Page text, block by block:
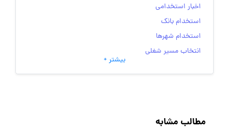
اخبار استخدامی
استخدام بانک
استخدام شهرها
انتخاب مسیر شغلی
به‌روزرسانی‌های سایت (کارجویی)
رزومه
بیشتر +
مطالب مشابه